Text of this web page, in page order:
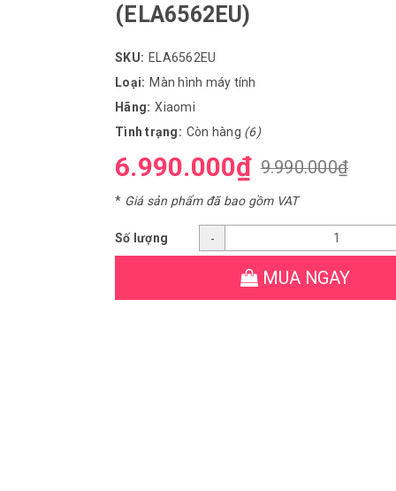
(ELA6562EU)
SKU: ELA6562EU
Loại: Màn hình máy tính
Hãng: Xiaomi
Tình trạng: Còn hàng (6)
6.990.000₫ 9.990.000₫
* Giá sản phẩm đã bao gồm VAT
Số lượng -
MUA NGAY